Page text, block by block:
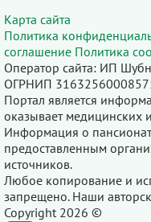
Карта сайта
Политика
соглашение Политика
Оператор сайта: ИП
ОГРНИП
Портал является
оказывает медицинских
Информация о
предоставленным
источников.
Любое копирование и
запрещено. Наши
Copyright 2026 ©